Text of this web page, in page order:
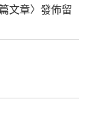
文章〉發佈留